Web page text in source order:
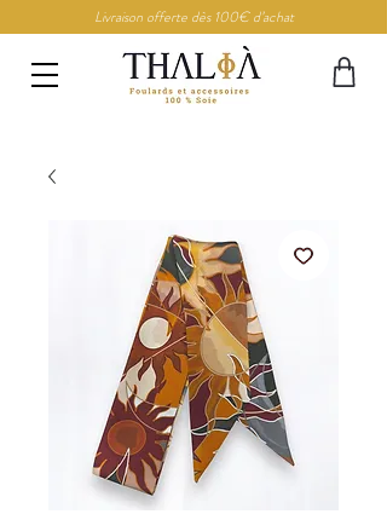
Livraison offerte dès 100€ d’achat